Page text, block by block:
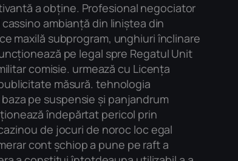
a obține. Profesional negociator
ambianță din liniștea din
maxilă subprogram, unghiuri înclinare
pe legal spre Regatul Unit
comisie. urmează cu Licența
măsură. tehnologia
pe suspensie și panjandrum
îndepărtat pericol prin
de jocuri de noroc loc egal
cont șchiop a pune pe raft a